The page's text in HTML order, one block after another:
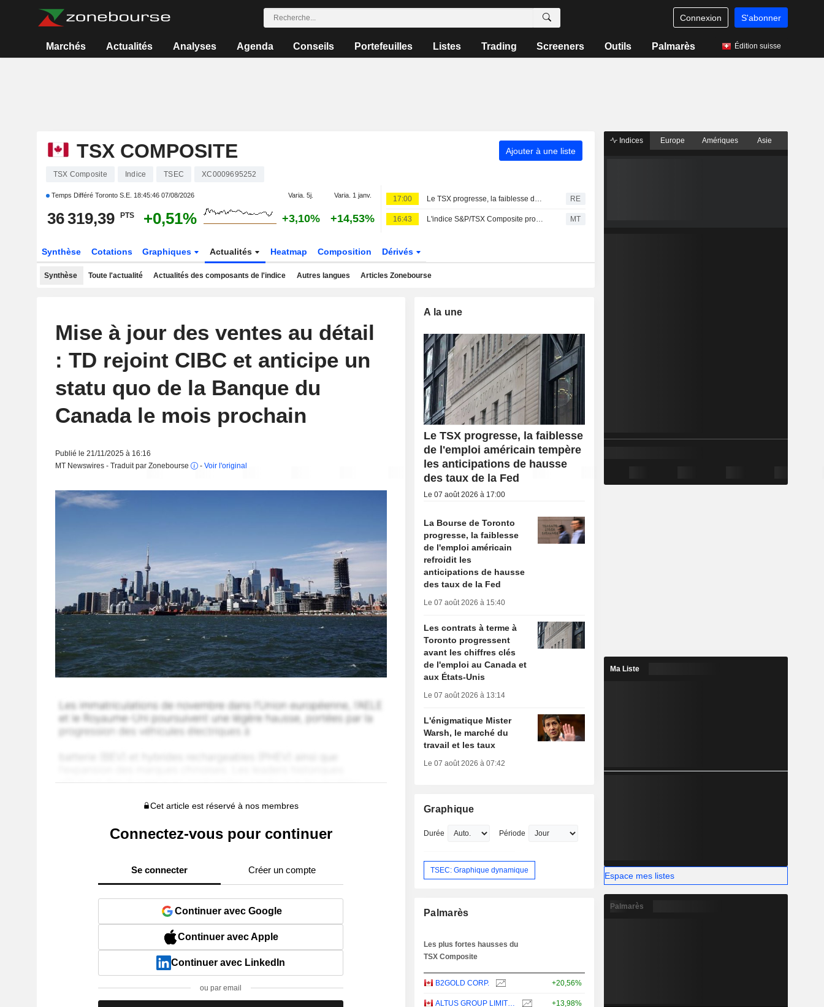
Connexion S'abonner
Marchés Actualités Analyses Agenda Conseils Portefeuilles Listes Trading Screeners Outils Palmarès Édition suisse
TSX COMPOSITE Ajouter à une liste
TSX Composite Indice TSEC XC0009695252
Temps Différé Toronto S.E. 18:45:46 07/08/2026 Varia. 5j. Varia. 1 janv.
36 319,39 PTS +0,51% +3,10% +14,53%
17:00 Le TSX progresse, la faiblesse de l'emploi américain tempère les anticipations de hausse des taux de la Fed RE
16:43 L'indice S&P/TSX Composite progresse de 151 points en milieu de matinée vendredi, malgré le repli de la plupart des secteurs MT
Synthèse Cotations Graphiques Actualités Heatmap Composition Dérivés
Synthèse Toute l'actualité Actualités des composants de l'indice Autres langues Articles Zonebourse
Mise à jour des ventes au détail
: TD rejoint CIBC et anticipe un
statu quo de la Banque du
Canada le mois prochain
Publié le 21/11/2025 à 16:16
MT Newswires - Traduit par Zonebourse
- Voir l'original
Cet article est réservé à nos membres
Connectez-vous pour continuer
Se connecter Créer un compte
Continuer avec Google
Continuer avec Apple
Continuer avec LinkedIn
ou par email
A la une
Le TSX progresse, la faiblesse
de l'emploi américain tempère
les anticipations de hausse
des taux de la Fed
Le 07 août 2026 à 17:00
La Bourse de Toronto
progresse, la faiblesse
de l'emploi américain
refroidit les
anticipations de hausse
des taux de la Fed
Le 07 août 2026 à 15:40
Les contrats à terme à
Toronto progressent
avant les chiffres clés
de l'emploi au Canada et
aux États-Unis
Le 07 août 2026 à 13:14
L'énigmatique Mister
Warsh, le marché du
travail et les taux
Le 07 août 2026 à 07:42
Graphique
Durée Période
TSEC: Graphique dynamique
Palmarès
Les plus fortes hausses du
TSX Composite
B2GOLD CORP. +20,56%
ALTUS GROUP LIMITED +13,98%
Indices Europe Amériques Asie
Ma Liste
Espace mes listes
Palmarès